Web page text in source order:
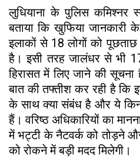
लुधियाना के पुलिस कमिश्नर
बताया कि खुफिया जानकारी
इलाकों से 18 लोगों को
है। इसी तरह जालंधर से भी
हिरासत में लिए जाने की
बात की तफ्तीश कर रही है कि
के साथ क्या संबंध है और ये
हैं। वरिष्ठ अधिकारियों का
में भट्टी के नैटवर्क को तोड़ने
को रोकने में बड़ी मदद मिलेगी।